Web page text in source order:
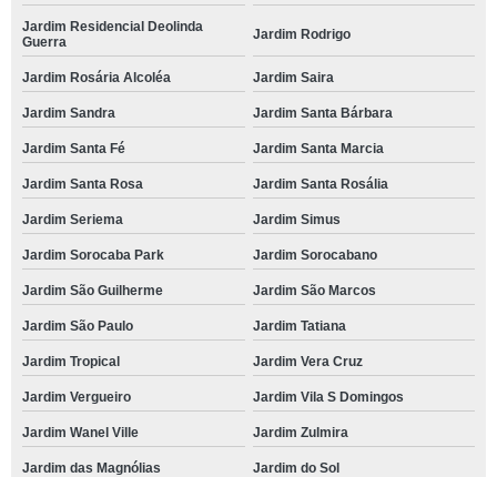
Jardim Residencial Deolinda
Guerra
Jardim Rodrigo
Jardim Rosária Alcoléa Jardim Saira
Jardim Sandra Jardim Santa Bárbara
Jardim Santa Fé Jardim Santa Marcia
Jardim Santa Rosa Jardim Santa Rosália
Jardim Seriema Jardim Simus
Jardim Sorocaba Park Jardim Sorocabano
Jardim São Guilherme Jardim São Marcos
Jardim São Paulo Jardim Tatiana
Jardim Tropical Jardim Vera Cruz
Jardim Vergueiro Jardim Vila S Domingos
Jardim Wanel Ville Jardim Zulmira
Jardim das Magnólias Jardim do Sol